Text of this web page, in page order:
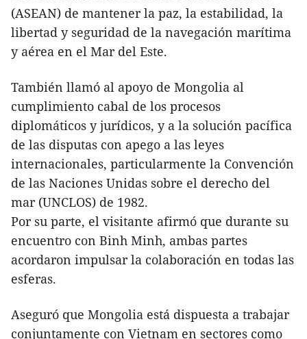
(ASEAN) de mantener la paz, la estabilidad, la
libertad y seguridad de la navegación marítima
y aérea en el Mar del Este.
También llamó al apoyo de Mongolia al
cumplimiento cabal de los procesos
diplomáticos y jurídicos, y a la solución pacífica
de las disputas con apego a las leyes
internacionales, particularmente la Convención
de las Naciones Unidas sobre el derecho del
mar (UNCLOS) de 1982.
Por su parte, el visitante afirmó que durante su
encuentro con Binh Minh, ambas partes
acordaron impulsar la colaboración en todas las
esferas.
Aseguró que Mongolia está dispuesta a trabajar
conjuntamente con Vietnam en sectores como